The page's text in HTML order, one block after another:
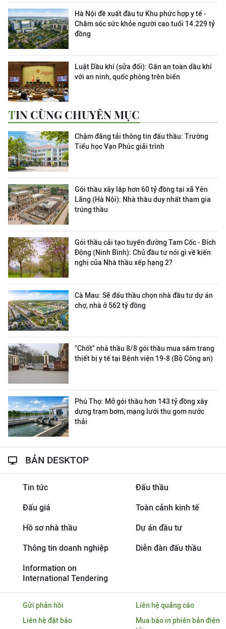
Hà Nội đề xuất đầu tư Khu phức hợp y tế -
Chăm sóc sức khỏe người cao tuổi 14.229 tỷ
đồng
Luật Dầu khí (sửa đổi): Gắn an toàn dầu khí
với an ninh, quốc phòng trên biển
TIN CÙNG CHUYÊN MỤC
Chậm đăng tải thông tin đấu thầu: Trường
Tiểu học Vạn Phúc giải trình
Gói thầu xây lắp hơn 60 tỷ đồng tại xã Yên
Lãng (Hà Nội): Nhà thầu duy nhất tham gia
trúng thầu
Gói thầu cải tạo tuyến đường Tam Cốc - Bích
Động (Ninh Bình): Chủ đầu tư nói gì về kiến
nghị của Nhà thầu xếp hạng 2?
Cà Mau: Sẽ đấu thầu chọn nhà đầu tư dự án
chợ, nhà ở 562 tỷ đồng
"Chốt" nhà thầu 8/8 gói thầu mua sắm trang
thiết bị y tế tại Bệnh viện 19-8 (Bộ Công an)
Phú Thọ: Mở gói thầu hơn 143 tỷ đồng xây
dựng trạm bơm, mạng lưới thu gom nước
thải
BẢN DESKTOP
Tin tức Đấu thầu
Đấu giá Toàn cảnh kinh tế
Hồ sơ nhà thầu Dự án đầu tư
Thông tin doanh nghiệp Diễn đàn đấu thầu
Information on
International Tendering
Gửi phản hồi
Liên hệ quảng cáo
Liên hệ đặt báo
Mua báo in phiên bản điện